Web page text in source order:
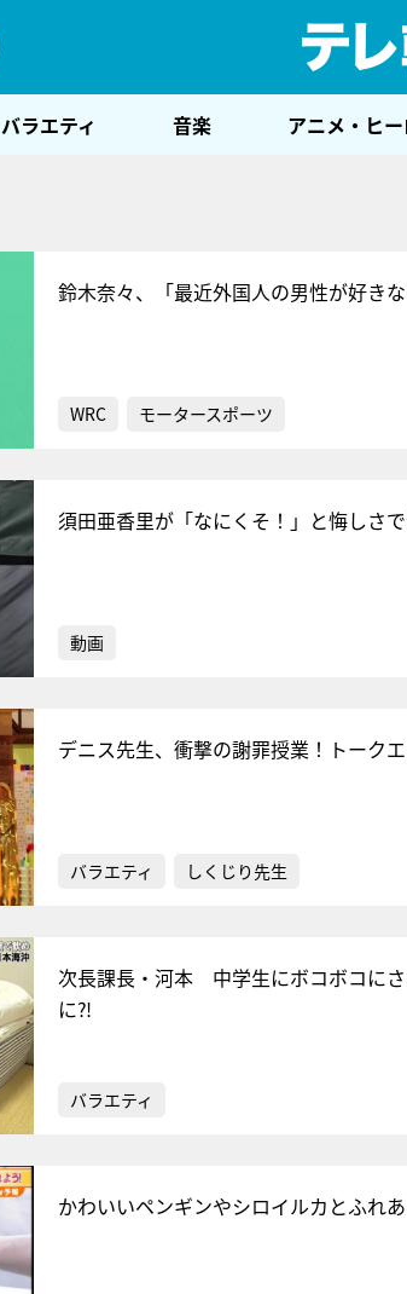
バラエティ 音楽 アニメ・ヒ
鈴木奈々、「最近外国人の男性が好き
WRC モータースポーツ
須田亜香里が「なにくそ！」と悔しさ
動画
デニス先生、衝撃の謝罪授業！トーク
バラエティ しくじり先生
次長課長・河本 中学生にボコボコに
に⁈
バラエティ
かわいいペンギンやシロイルカとふれ